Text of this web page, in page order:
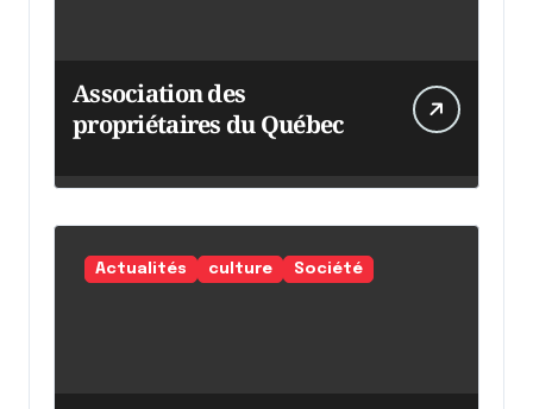
Association des
propriétaires du Québec
Actualités culture Société